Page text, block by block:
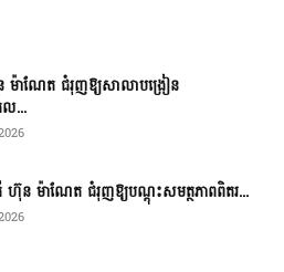
ម៉ាណែត ជំរុញឱ្យសាលាបង្រៀន
ល...
ហ៊ុន ម៉ាណែត ជំរុញឱ្យបណ្តុះសមត្ថភាពពិតរ...